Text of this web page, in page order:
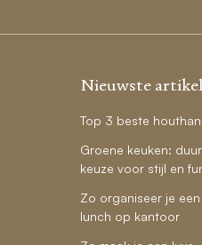
Nieuwste
Top 3 beste
Groene keuken:
keuze voor stijl en
Zo organiseer je
lunch op kantoor